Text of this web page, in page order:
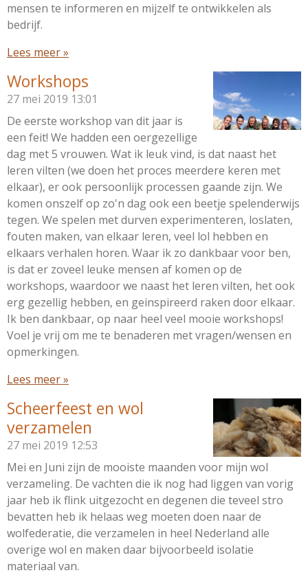
mensen te informeren en mijzelf te ontwikkelen als
bedrijf.
Lees meer »
Workshops
27 mei 2019 13:01
De eerste workshop van dit jaar is
een feit! We hadden een oergezellige
dag met 5 vrouwen. Wat ik leuk vind, is dat naast het
leren vilten (we doen het proces meerdere keren met
elkaar), er ook persoonlijk processen gaande zijn. We
komen onszelf op zo'n dag ook een beetje spelenderwijs
tegen. We spelen met durven experimenteren, loslaten,
fouten maken, van elkaar leren, veel lol hebben en
elkaars verhalen horen. Waar ik zo dankbaar voor ben,
is dat er zoveel leuke mensen af komen op de
workshops, waardoor we naast het leren vilten, het ook
erg gezellig hebben, en geinspireerd raken door elkaar.
Ik ben dankbaar, op naar heel veel mooie workshops!
Voel je vrij om me te benaderen met vragen/wensen en
opmerkingen.
Lees meer »
Scheerfeest en wol
verzamelen
27 mei 2019 12:53
Mei en Juni zijn de mooiste maanden voor mijn wol
verzameling. De vachten die ik nog had liggen van vorig
jaar heb ik flink uitgezocht en degenen die teveel stro
bevatten heb ik helaas weg moeten doen naar de
wolfederatie, die verzamelen in heel Nederland alle
overige wol en maken daar bijvoorbeeld isolatie
materiaal van.